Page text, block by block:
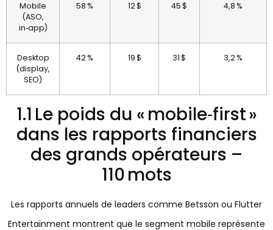
Mobile
(ASO,
in‑app)
58 % 12 $ 45 $ 4,8 %
Desktop
(display,
SEO)
42 % 19 $ 31 $ 3,2 %
1.1 Le poids du « mobile‑first »
dans les rapports financiers
des grands opérateurs –
110 mots
Les rapports annuels de leaders comme Betsson ou Flutter
Entertainment montrent que le segment mobile représente